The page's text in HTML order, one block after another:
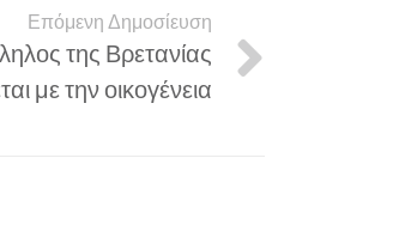
Επόμενη Δημοσίευση
της Βρετανίας
με την οικογένεια